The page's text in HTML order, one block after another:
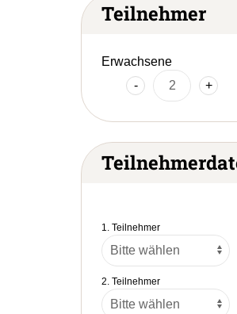
Teilnehmer
Erwachsene
-
+
1. Teilnehmer
2. Teilnehmer